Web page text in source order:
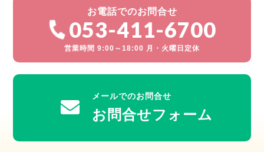
お電話でのお問合せ
053-411-6700
営業時間 9:00～18:00 月・火曜日定休
メールでのお問合せ
お問合せフォーム